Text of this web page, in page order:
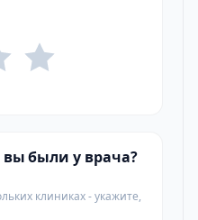
были у врача?
клиниках - укажите,